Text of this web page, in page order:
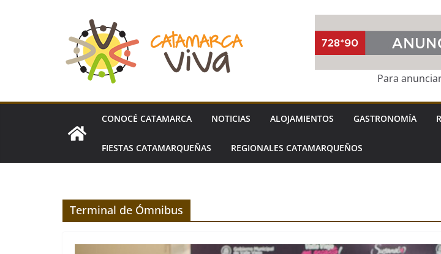
Para
CONOCÉ CATAMARCA NOTICIAS ALOJAMIENTOS GASTRONOMÍA
FIESTAS CATAMARQUEÑAS REGIONALES CATAMARQUEÑOS
Terminal de Ómnibus